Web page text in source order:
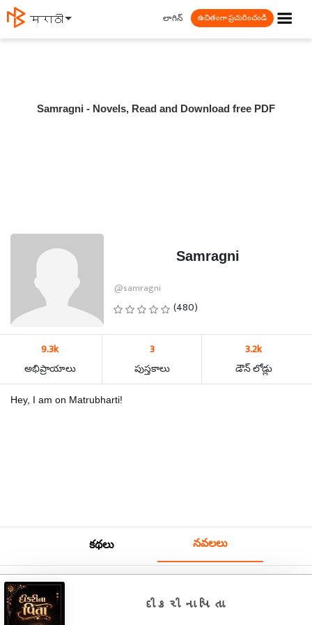
मराठी ☰
లాగిన్ ఉచితంగా ప్రచురించండి
Samragni - Novels, Read and Download free PDF
Samragni
@samragni
(480)
9.3k
అభిప్రాయాలు
3
పుస్తకాలు
3.2k
డౌన్ లోడ్లు
Hey, I am on Matrubharti!
కథలు నవలలు
દીકરી ના પિતા